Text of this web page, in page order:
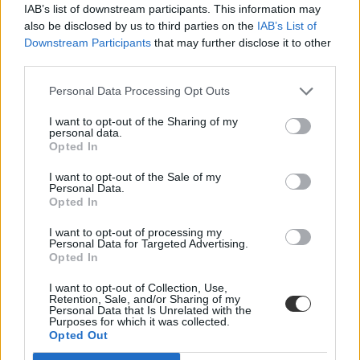
IAB’s list of downstream participants. This information may
also be disclosed by us to third parties on the IAB’s List of
Downstream Participants that may further disclose it to other
Personal Data Processing Opt Outs
I want to opt-out of the Sharing of my
personal data.
Opted In
I want to opt-out of the Sale of my
Personal Data.
Opted In
I want to opt-out of processing my
Personal Data for Targeted Advertising.
Opted In
I want to opt-out of Collection, Use,
Retention, Sale, and/or Sharing of my
Personal Data that Is Unrelated with the
Purposes for which it was collected.
Opted Out